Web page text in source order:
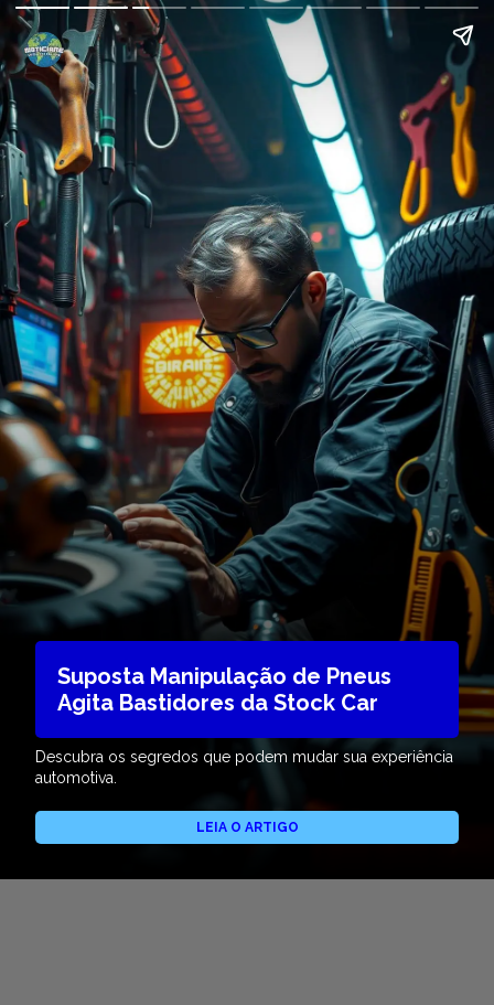
Suposta Manipulação de Pneus
Agita Bastidores da Stock Car
Descubra os segredos que podem mudar sua experiência
automotiva.
LEIA O ARTIGO